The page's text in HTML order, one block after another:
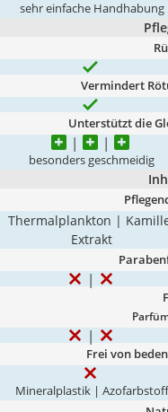
sehr einfache Handhabung
Vermindert
Unterstützt die
besonders geschmeidig
Thermalplankton |
Extrakt
Frei von
Mineralplastik | Azofarbstoff